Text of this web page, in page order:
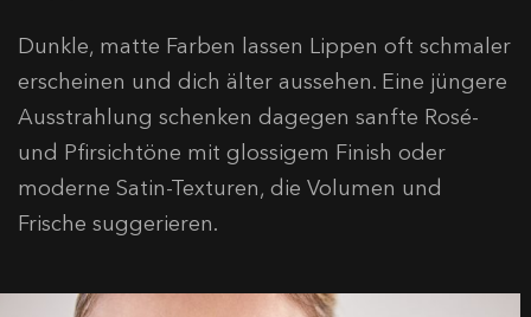
Dunkle, matte Farben lassen Lippen oft schmaler
erscheinen und dich älter aussehen. Eine jüngere
Ausstrahlung schenken dagegen sanfte Rosé-
und Pfirsichtöne mit glossigem Finish oder
moderne Satin-Texturen, die Volumen und
Frische suggerieren.